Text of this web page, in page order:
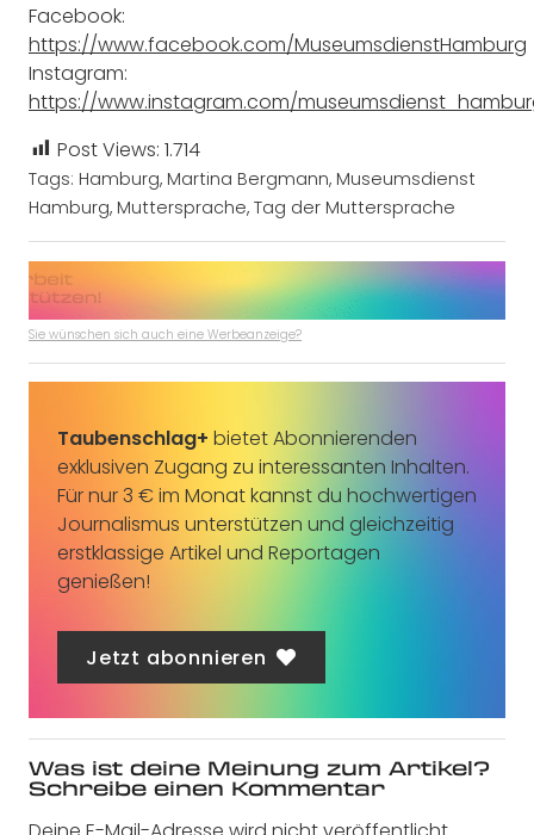
Facebook:
https://www.facebook.com/MuseumsdienstHamburg
Instagram:
https://www.instagram.com/
Post Views: 1.714
Tags: Hamburg, Martina Bergmann, Museumsdienst
Hamburg, Muttersprache, Tag der Muttersprache
Sie wünschen sich auch eine Werbeanzeige?
Taubenschlag+ bietet Abonnierenden
exklusiven Zugang zu interessanten Inhalten.
Für nur 3 € im Monat kannst du hochwertigen
Journalismus unterstützen und gleichzeitig
erstklassige Artikel und Reportagen
genießen!
Jetzt abonnieren
Was ist deine Meinung zum Artikel?
Schreibe einen Kommentar